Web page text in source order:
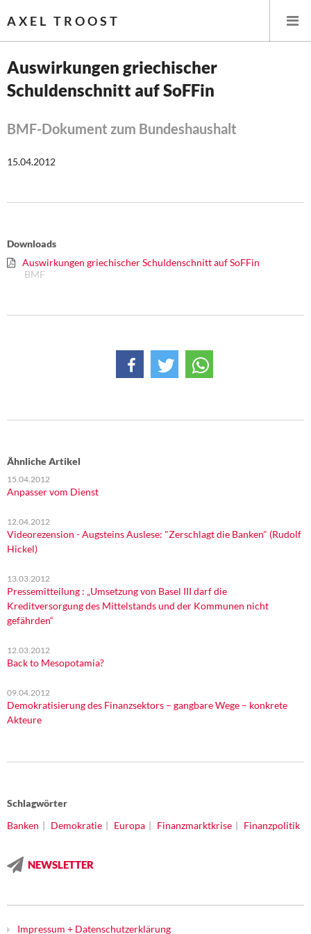
AXEL TROOST
Startseite
Themen
Leitlinien linker Wirtschafts- und Finanzpolitik
DIE LINKE
Institut Solidarische Moderne
Rosa-Luxemburg-Stiftung
Über mich
Kontakt
Auswirkungen griechischer
Schuldenschnitt auf SoFFin
BMF-Dokument zum Bundeshaushalt
15.04.2012
Downloads
Auswirkungen griechischer Schuldenschnitt auf SoFFin
BMF
Ähnliche Artikel
15.04.2012
Anpasser vom Dienst
12.04.2012
Videorezension - Augsteins Auslese: "Zerschlagt die Banken" (Rudolf
Hickel)
13.03.2012
Pressemitteilung : „Umsetzung von Basel III darf die
Kreditversorgung des Mittelstands und der Kommunen nicht
gefährden“
12.03.2012
Back to Mesopotamia?
09.04.2012
Demokratisierung des Finanzsektors – gangbare Wege – konkrete
Akteure
Schlagwörter
Banken
Demokratie Europa Finanzmarktkrise Finanzpolitik
NEWSLETTER
Impressum + Datenschutzerklärung